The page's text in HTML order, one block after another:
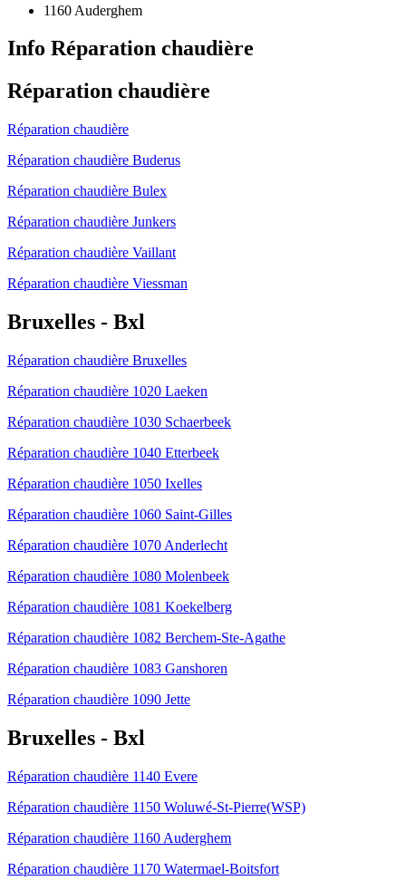
1160 Auderghem
Info Réparation chaudière
Réparation chaudière
Réparation chaudière
Réparation chaudière Buderus
Réparation chaudière Bulex
Réparation chaudière Junkers
Réparation chaudière Vaillant
Réparation chaudière Viessman
Bruxelles - Bxl
Réparation chaudière Bruxelles
Réparation chaudière 1020 Laeken
Réparation chaudière 1030 Schaerbeek
Réparation chaudière 1040 Etterbeek
Réparation chaudière 1050 Ixelles
Réparation chaudière 1060 Saint-Gilles
Réparation chaudière 1070 Anderlecht
Réparation chaudière 1080 Molenbeek
Réparation chaudière 1081 Koekelberg
Réparation chaudière 1082 Berchem-Ste-Agathe
Réparation chaudière 1083 Ganshoren
Réparation chaudière 1090 Jette
Bruxelles - Bxl
Réparation chaudière 1140 Evere
Réparation chaudière 1150 Woluwé-St-Pierre(WSP)
Réparation chaudière 1160 Auderghem
Réparation chaudière 1170 Watermael-Boitsfort